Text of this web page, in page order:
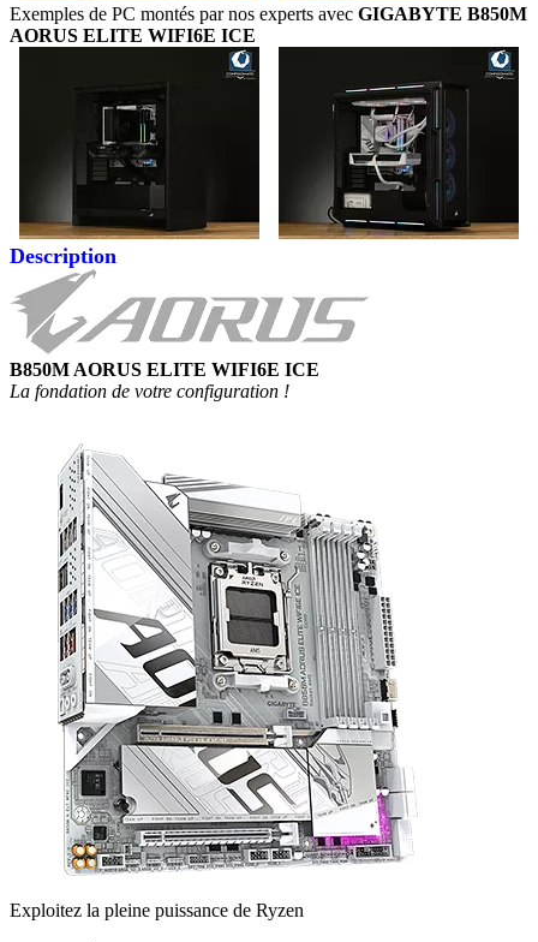
Exemples de PC montés par nos experts avec GIGABYTE B850M
AORUS ELITE WIFI6E ICE
Description
B850M AORUS ELITE WIFI6E ICE
La fondation de votre configuration !
Exploitez la pleine puissance de Ryzen